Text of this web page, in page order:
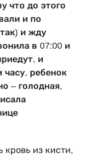
что до этого
и по
и жду
в 07:00 и
и
часу, ребенок
– голодная,
кровь из кисти,